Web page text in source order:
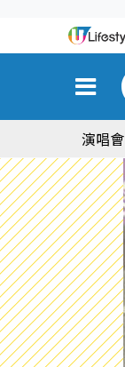
演唱會